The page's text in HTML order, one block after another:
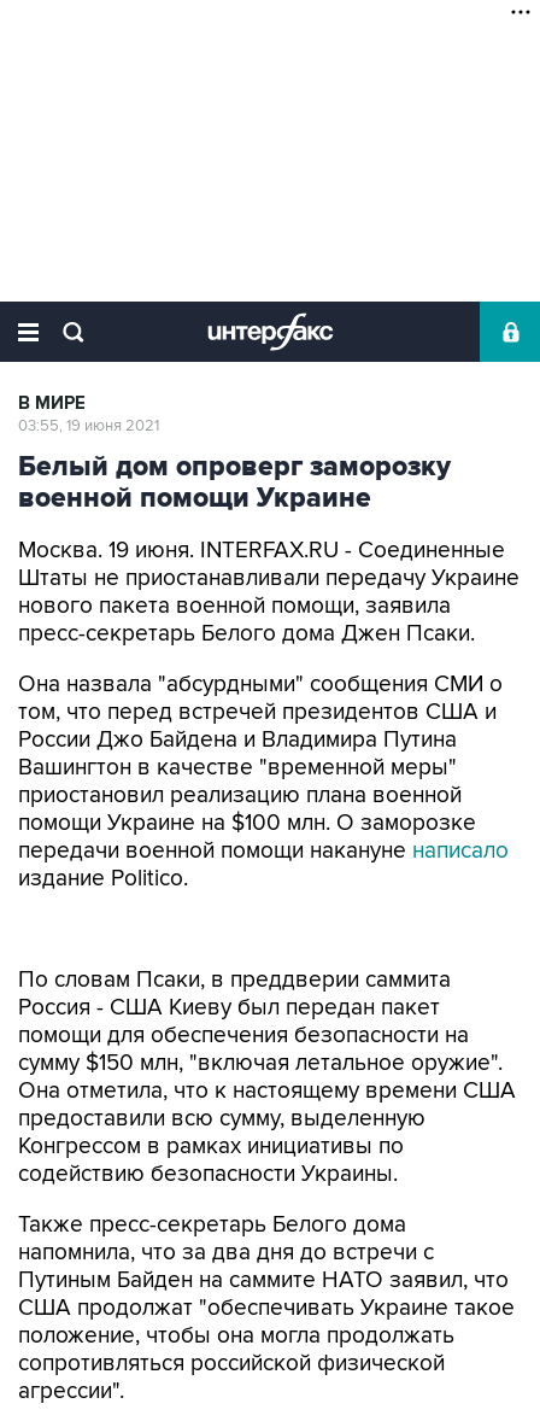
В МИРЕ
03:55, 19 июня 2021
Белый дом опроверг заморозку
военной помощи Украине
Москва. 19 июня. INTERFAX.RU - Соединенные
Штаты не приостанавливали передачу Украине
нового пакета военной помощи, заявила
пресс-секретарь Белого дома Джен Псаки.
Она назвала "абсурдными" сообщения СМИ о
том, что перед встречей президентов США и
России Джо Байдена и Владимира Путина
Вашингтон в качестве "временной меры"
приостановил реализацию плана военной
помощи Украине на $100 млн. О заморозке
передачи военной помощи накануне написало
издание Politico.
По словам Псаки, в преддверии саммита
Россия - США Киеву был передан пакет
помощи для обеспечения безопасности на
сумму $150 млн, "включая летальное оружие".
Она отметила, что к настоящему времени США
предоставили всю сумму, выделенную
Конгрессом в рамках инициативы по
содействию безопасности Украины.
Также пресс-секретарь Белого дома
напомнила, что за два дня до встречи с
Путиным Байден на саммите НАТО заявил, что
США продолжат "обеспечивать Украине такое
положение, чтобы она могла продолжать
сопротивляться российской физической
агрессии".